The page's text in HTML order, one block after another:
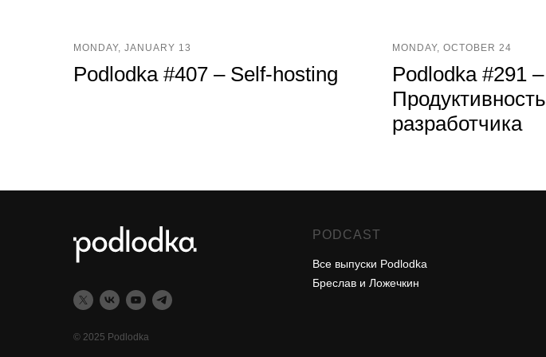
MONDAY, JANUARY 13
Podlodka #407 – Self-hosting
MONDAY, OCTOBER 24
Podlodka #291 –
Продуктивность
разработчика
© 2025 Podlodka
PODCAST
Все выпуски Podlodka
Бреслав и Ложечкин